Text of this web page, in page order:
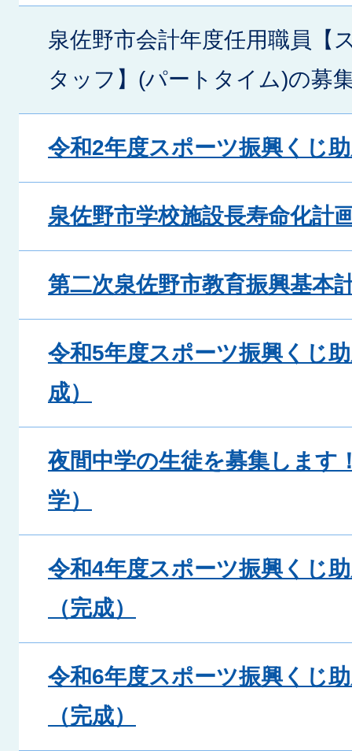
泉佐野市会計年度任用職員【
タッフ】(パートタイム)の募
令和2年度スポーツ振興くじ
泉佐野市学校施設長寿命化計
第二次泉佐野市教育振興基本
令和5年度スポーツ振興くじ
成）
夜間中学の生徒を募集します
学）
令和4年度スポーツ振興くじ
（完成）
令和6年度スポーツ振興くじ
（完成）